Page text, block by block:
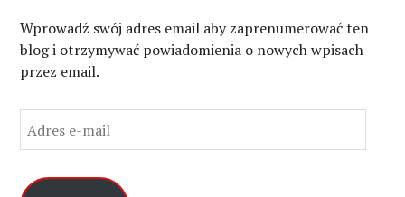
Wprowadź swój adres email aby zaprenumerować ten
blog i otrzymywać powiadomienia o nowych wpisach
przez email.
d
e